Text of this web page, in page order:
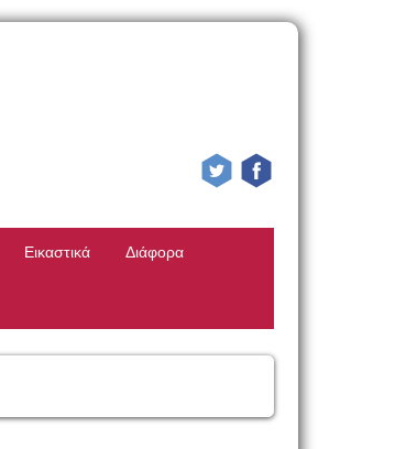
Εικαστικά Διάφορα